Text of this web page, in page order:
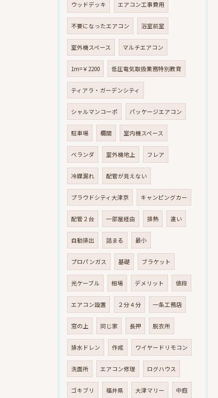
ウッドデッキ エアコン工事費用
不要になったエアコン 浴室前室
室外機スペース マルチエアコン
1m=￥2200 低圧電気取扱業務特別教育
ティアラ・ガーデンシティ
シャルマンコーポ パッケージエアコン
駐車場 欄間 室内機スペース
ベランダ 室外機地上 フレア
冷媒漏れ 配管が見えない
プラウドシティ大津京 キャンピングカー
配管２台 一部屋経由 排熱 違い
自動排出 詰まる 最小
プロパンガス 基礎 ブラケット
光ケーブル 相場 デメリット 値段
エアコン設置 ２分４分 一条工務店
窓の上 同じ家 長押 脱衣所
排水ドレン 作成 ワイヤードリモコン
洗面所 エアコン修理 ログハウス
ゴキブリ 福井県 大津マリー 中庭